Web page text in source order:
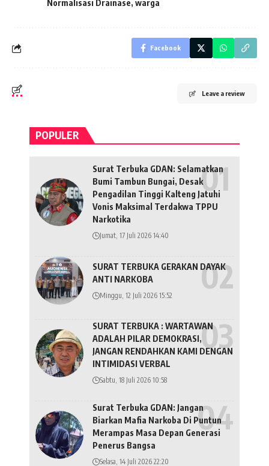
Normalisasi Drainase, warga
Facebook
Leave a review
POPULER
Surat Terbuka GDAN: Selamatkan
Bumi Tambun Bungai, Desak
Pengadilan Tinggi Kalteng Jatuhi
Vonis Maksimal Terdakwa TPPU
Narkotika
Jumat, 17 Juli 2026 14:40
SURAT TERBUKA GERAKAN DAYAK
ANTI NARKOBA
Minggu, 12 Juli 2026 15:52
SURAT TERBUKA : WARTAWAN
ADALAH PILAR DEMOKRASI,
JANGAN RENDAHKAN KAMI DENGAN
INTIMIDASI VERBAL
Sabtu, 18 Juli 2026 10:58
Surat Terbuka GDAN: Jangan
Biarkan Mafia Narkoba Di Puntun
Merampas Masa Depan Generasi
Penerus Bangsa
Selasa, 14 Juli 2026 22:20